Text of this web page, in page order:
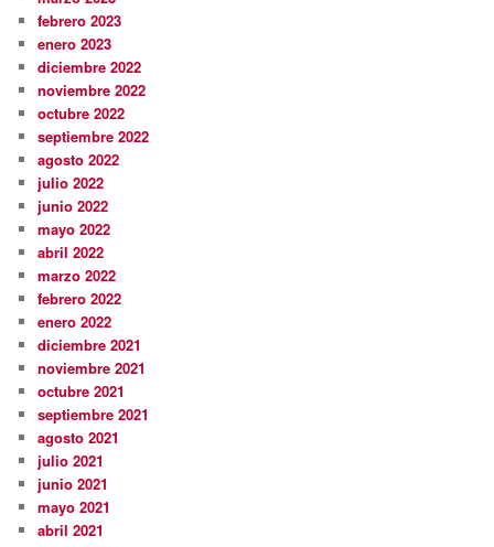
febrero 2023
enero 2023
diciembre 2022
noviembre 2022
octubre 2022
septiembre 2022
agosto 2022
julio 2022
junio 2022
mayo 2022
abril 2022
marzo 2022
febrero 2022
enero 2022
diciembre 2021
noviembre 2021
octubre 2021
septiembre 2021
agosto 2021
julio 2021
junio 2021
mayo 2021
abril 2021